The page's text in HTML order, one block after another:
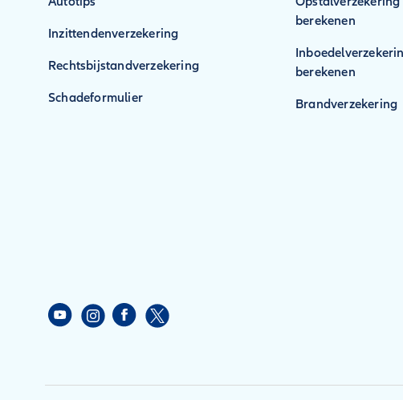
Inzittendenverzekering
Rechtsbijstandverzekering
Schadeformulier
berekenen
berekenen
Brandverzekering